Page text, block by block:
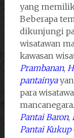
yang
Beberapa
dikunjungi
wisatawan
kawasan
Prambanan,
pantainya
para
Pantai Baron,
Pantai Kukup